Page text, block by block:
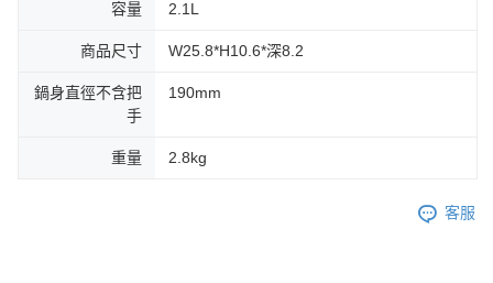
容量 2.1L
商品尺寸 W25.8*H10.6*深8.2
鍋身直徑不含把
手
190mm
重量 2.8kg
客服